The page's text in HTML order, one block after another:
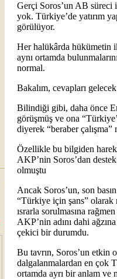
Gerçi Soros’un AB
yok. Türkiye’de yatırım
görülüyor.
Her halükârda hükümetin
aynı ortamda
normal.
Bakalım, cevapları
Bilindiği gibi, daha önce
görüşmüş ve ona
diyerek “beraber çalışma”
Özellikle bu bilgiden
AKP’nin Soros’dan
olmuştu
Ancak Soros’un, son
“Türkiye için şans” olarak
ısrarla sorulmasına
AKP’nin adını dahi
çekici bir durumdu.
Bu tavrın, Soros’un etkin
dalgalanmalardan en çok
ortamda ayrı bir anlam ve